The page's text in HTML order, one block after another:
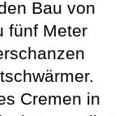
Bau von
fünf Meter
Cremen in